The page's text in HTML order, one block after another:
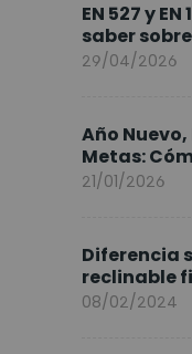
EN 527 y EN
saber
normativa
29/04/2026
Año
Metas:
tus
21/01/2026
Diferencia
reclinable
elevable
08/02/2024